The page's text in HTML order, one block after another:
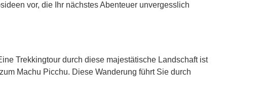
vor, die Ihr nächstes Abenteuer unvergesslich
Trekkingtour durch diese majestätische Landschaft ist
Machu Picchu. Diese Wanderung führt Sie durch